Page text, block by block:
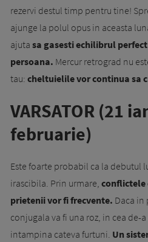
rezervi destul timp pentru tine!
ajunge la polul opus in aceasta
ajuta sa gasesti echilibrul
persoana. Mercur retrograd nu
tau: cheltuielile vor continua sa
VARSATOR (21
februarie)
Este foarte probabil ca la debutul
irascibila. Prin urmare, conflictele
prietenii vor fi frecvente. Daca
conjugala va fi una roz, in cea de-
intampina cateva furtuni. Un